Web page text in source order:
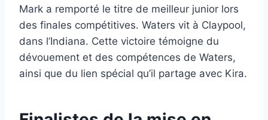
Mark a remporté le titre de meilleur junior lors
des finales compétitives. Waters vit à Claypool,
dans l’Indiana. Cette victoire témoigne du
dévouement et des compétences de Waters,
ainsi que du lien spécial qu’il partage avec Kira.